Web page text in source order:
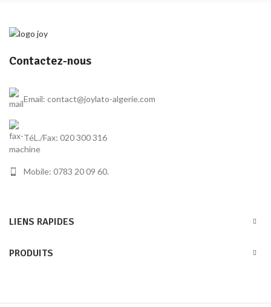
Contactez-nous
Email: contact@joylato-algerie.com
TéL./Fax: 020 300 316
Mobile: 0783 20 09 60.
LIENS RAPIDES
PRODUITS